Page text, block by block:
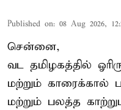
Published on: 08 Aug 2026,
சென்னை,
வட தமிழகத்தில்
மற்றும் காரைக்கால்
மற்றும் பலத்த